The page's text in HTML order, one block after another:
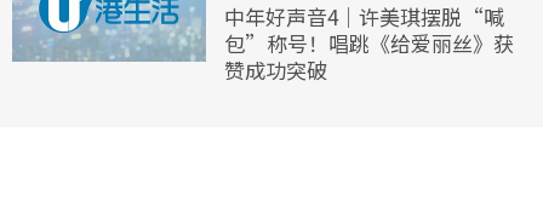
中年好声音4｜许美琪摆脱“喊
包”称号！唱跳《给爱丽丝》获
赞成功突破